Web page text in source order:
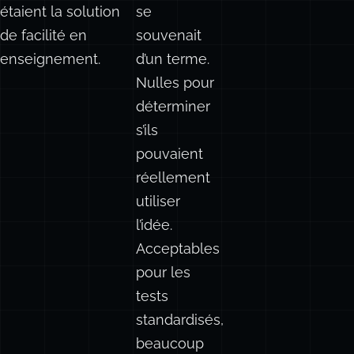
Je pensais autrefois
que les questions à
choix multiples
Utiles pour
vérifier si
quelqu’un
se
souvenait
d’un terme.
Nulles pour
déterminer
s’ils
pouvaient
réellement
utiliser
l’idée.
Acceptables
pour les